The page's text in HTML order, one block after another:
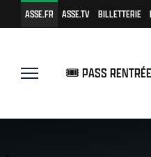
ASSE.FR ASSE.TV BILLETTERIE
🎟️ PASS RENTRÉE